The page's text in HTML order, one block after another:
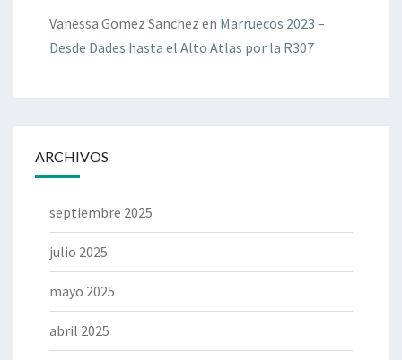
Vanessa Gomez Sanchez en Marruecos 2023 –
Desde Dades hasta el Alto Atlas por la R307
ARCHIVOS
septiembre 2025
julio 2025
mayo 2025
abril 2025